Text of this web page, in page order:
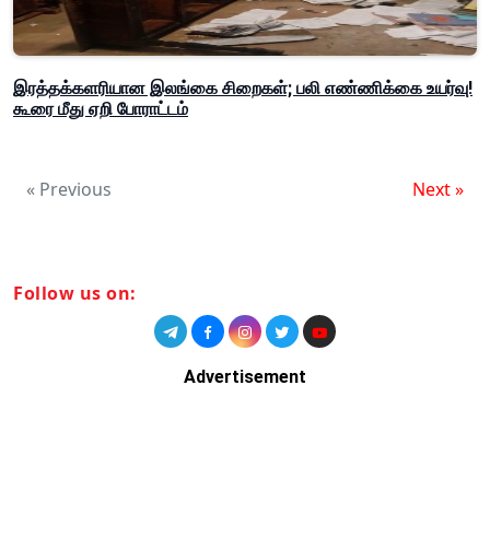
இரத்தக்களரியான இலங்கை சிறைகள்; பலி எண்ணிக்கை உயர்வு!
கூரை மீது ஏறி போராட்டம்
« Previous Next »
Follow us on:
Advertisement